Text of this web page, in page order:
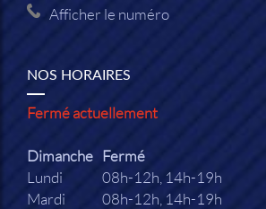
Afficher le numéro
NOS HORAIRES
Fermé actuellement
Dimanche Fermé
Lundi
08h-12h, 14h-19h
Mardi
08h-12h, 14h-19h